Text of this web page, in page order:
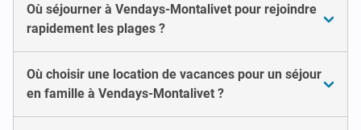
Où séjourner à Vendays-Montalivet pour rejoindre
rapidement les plages ?
Où choisir une location de vacances pour un séjour
en famille à Vendays-Montalivet ?